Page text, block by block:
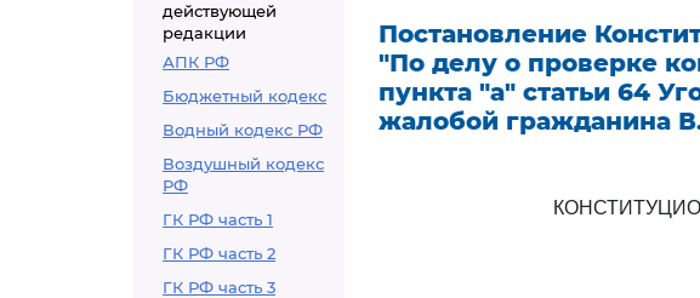
действующей
редакции
АПК РФ
Бюджетный кодекс
Водный кодекс РФ
Воздушный кодекс
РФ
ГК РФ часть 1
ГК РФ часть 2
ГК РФ часть 3
Постановление
"По делу о проверке
пункта "а" статьи 64
жалобой гражданина